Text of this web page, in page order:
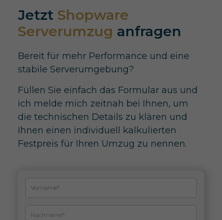
Jetzt Shopware
Serverumzug anfragen
Bereit für mehr Performance und eine
stabile Serverumgebung?
Füllen Sie einfach das Formular aus und
ich melde mich zeitnah bei Ihnen, um
die technischen Details zu klären und
Ihnen einen individuell kalkulierten
Festpreis für Ihren Umzug zu nennen.